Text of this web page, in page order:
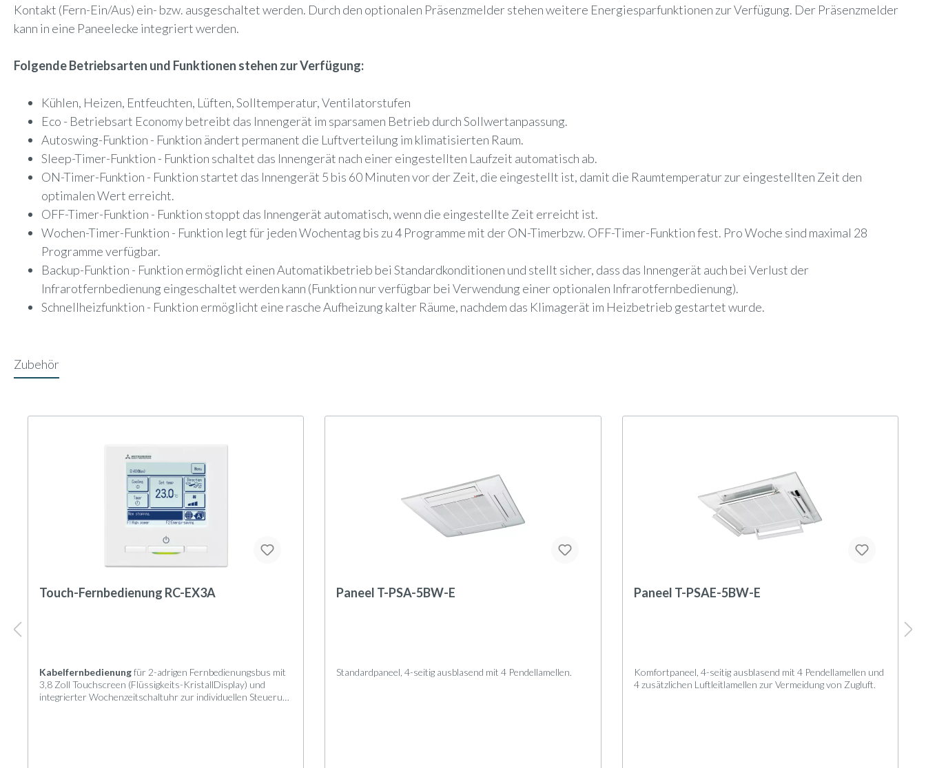
Kontakt (Fern-Ein/Aus) ein- bzw. ausgeschaltet werden. Durch den optionalen Präsenzmelder stehen weitere Energiesparfunktionen zur Verfügung. Der Präsenzmelder
kann in eine Paneelecke integriert werden.
Folgende Betriebsarten und Funktionen stehen zur Verfügung:
Kühlen, Heizen, Entfeuchten, Lüften, Solltemperatur, Ventilatorstufen
Eco - Betriebsart Economy betreibt das Innengerät im sparsamen Betrieb durch Sollwertanpassung.
Autoswing-Funktion - Funktion ändert permanent die Luftverteilung im klimatisierten Raum.
Sleep-Timer-Funktion - Funktion schaltet das Innengerät nach einer eingestellten Laufzeit automatisch ab.
ON-Timer-Funktion - Funktion startet das Innengerät 5 bis 60 Minuten vor der Zeit, die eingestellt ist, damit die Raumtemperatur zur eingestellten Zeit den
optimalen Wert erreicht.
OFF-Timer-Funktion - Funktion stoppt das Innengerät automatisch, wenn die eingestellte Zeit erreicht ist.
Wochen-Timer-Funktion - Funktion legt für jeden Wochentag bis zu 4 Programme mit der ON-Timerbzw. OFF-Timer-Funktion fest. Pro Woche sind maximal 28
Programme verfügbar.
Backup-Funktion - Funktion ermöglicht einen Automatikbetrieb bei Standardkonditionen und stellt sicher, dass das Innengerät auch bei Verlust der
Infrarotfernbedienung eingeschaltet werden kann (Funktion nur verfügbar bei Verwendung einer optionalen Infrarotfernbedienung).
Schnellheizfunktion - Funktion ermöglicht eine rasche Aufheizung kalter Räume, nachdem das Klimagerät im Heizbetrieb gestartet wurde.
Zubehör
Touch-Fernbedienung RC-EX3A
Kabelfernbedienungfür 2-adrigen Fernbedienungsbus mit
3,8 Zoll Touchscreen (Flüssigkeits-KristallDisplay) und
integrierter Wochenzeitschaltuhr zur individuellen Steuerung
Paneel T-PSA-5BW-E
Standardpaneel, 4-seitig ausblasend mit 4 Pendellamellen.
Paneel T-PSAE-5BW-E
Komfortpaneel, 4-seitig ausblasend mit 4 Pendellamellen und
4 zusätzlichen Luftleitlamellen zur Vermeidung von Zugluft.